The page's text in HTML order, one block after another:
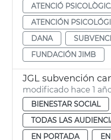
ATENCIÓ
ATENCIÓN
DANA
FUNDACIÓN JIMB
modificado hace 1
BIENESTAR SOCIAL
TODAS LAS
EN PORTADA